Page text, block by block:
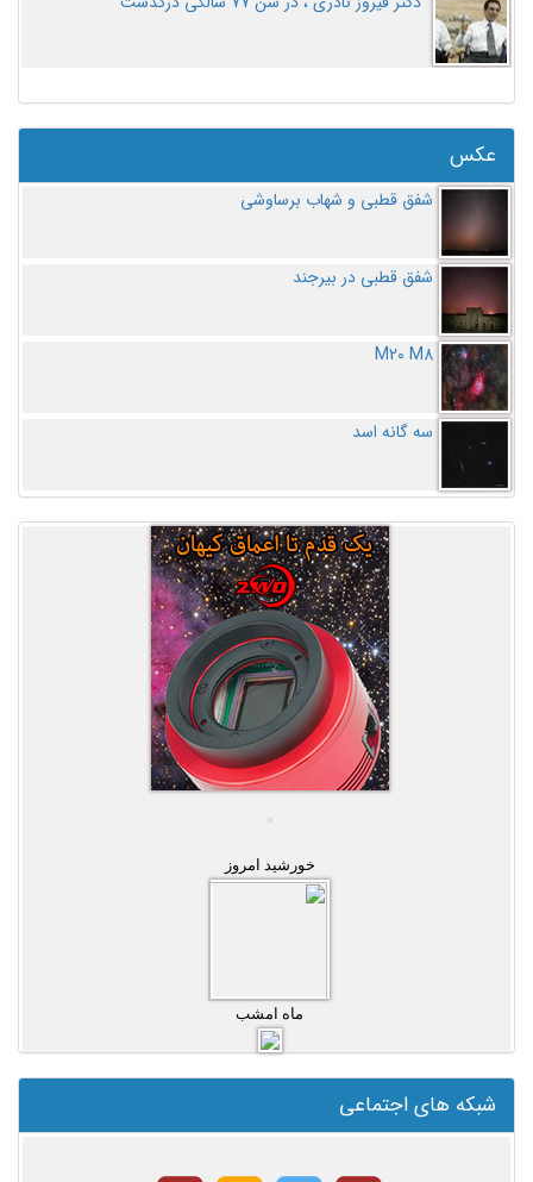
عکس
شفق قطبی و شهاب برساوشی
شفق قطبی در بیرجند
M20 M8
سه گانه اسد
خورشید امروز
ماه امشب
شبکه های اجتماعی